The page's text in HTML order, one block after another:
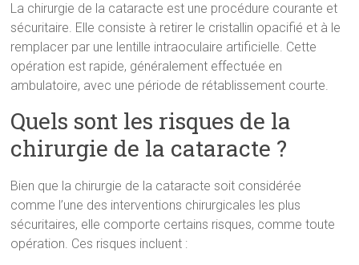
La chirurgie de la cataracte est une procédure courante et
sécuritaire. Elle consiste à retirer le cristallin opacifié et à le
remplacer par une lentille intraoculaire artificielle. Cette
opération est rapide, généralement effectuée en
ambulatoire, avec une période de rétablissement courte.
Quels sont les risques de la
chirurgie de la cataracte ?
Bien que la chirurgie de la cataracte soit considérée
comme l’une des interventions chirurgicales les plus
sécuritaires, elle comporte certains risques, comme toute
opération. Ces risques incluent :